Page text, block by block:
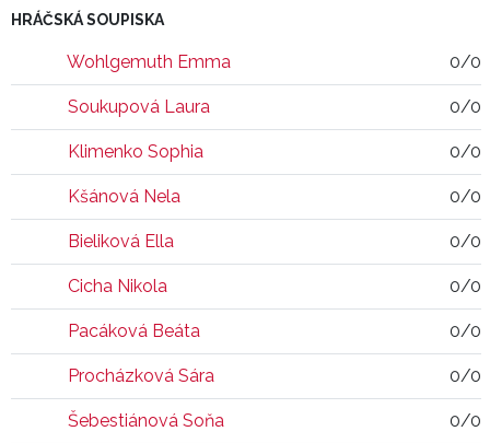
HRÁČSKÁ SOUPISKA
Wohlgemuth Emma 0/0
Soukupová Laura 0/0
Klimenko Sophia 0/0
Kšánová Nela 0/0
Bieliková Ella 0/0
Cicha Nikola 0/0
Pacáková Beáta 0/0
Procházková Sára 0/0
Šebestiánová Soňa 0/0